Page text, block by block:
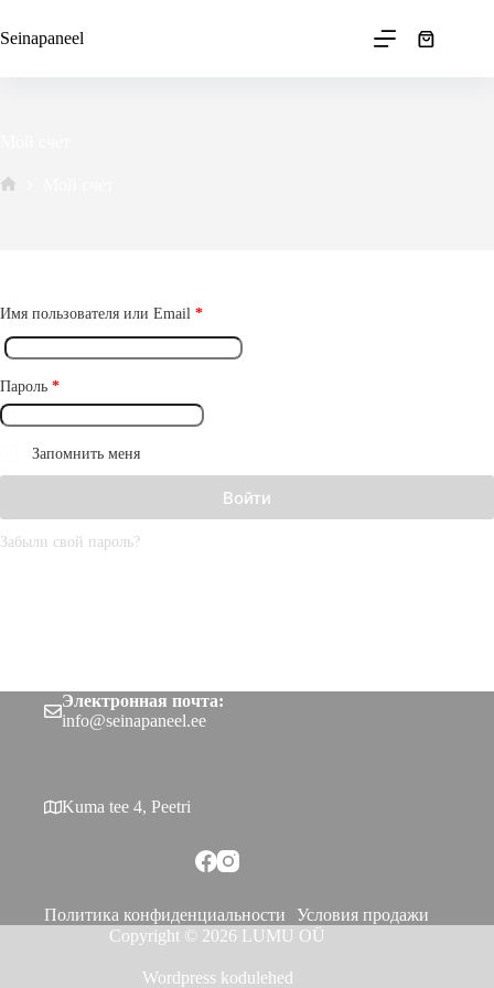
к
сути
Seinapaneel Корзина
Имя пользователя или Email *Обязательно
Пароль *Обязательно
Запомнить меня
Войти
Забыли свой пароль?
Электронная почта:
info@seinapaneel.ee
Kuma tee 4, Peetri
Политика конфиденциальности
Условия продажи
Copyright © 2026 LUMU OÜ
Wordpress kodulehed